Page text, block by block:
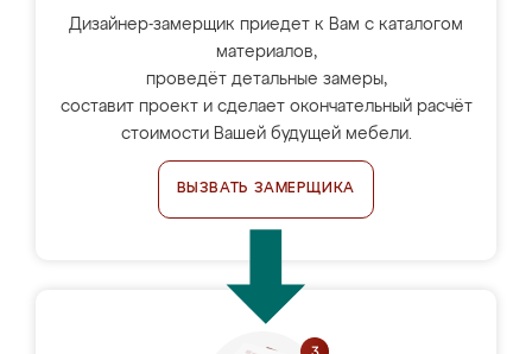
Дизайнер-замерщик приедет к Вам с каталогом
материалов,
проведёт детальные замеры,
составит проект и сделает окончательный расчёт
стоимости Вашей будущей мебели.
ВЫЗВАТЬ ЗАМЕРЩИКА